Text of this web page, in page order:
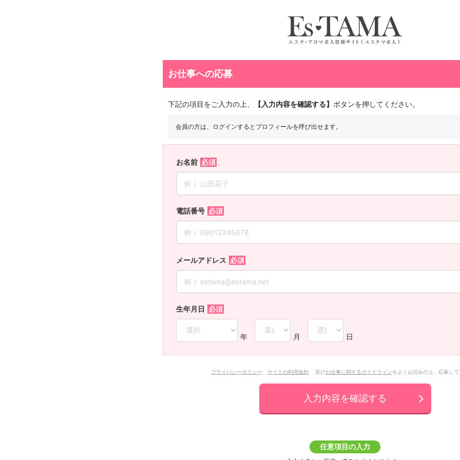
お仕事への応募
下記の項目をご入力の上、 【入力内容を確認する】 ボタンを押してください。
会員の方は、ログインするとプロフィールを呼び出せます。
お名前
電話番号
メールアドレス
生年月日
年 月 日
プライバシーポリシー サイトの利用規約、 及びお仕事に関するガイドラインをよくお読みの上、応募し
入力内容を確認する
任意項目の入力